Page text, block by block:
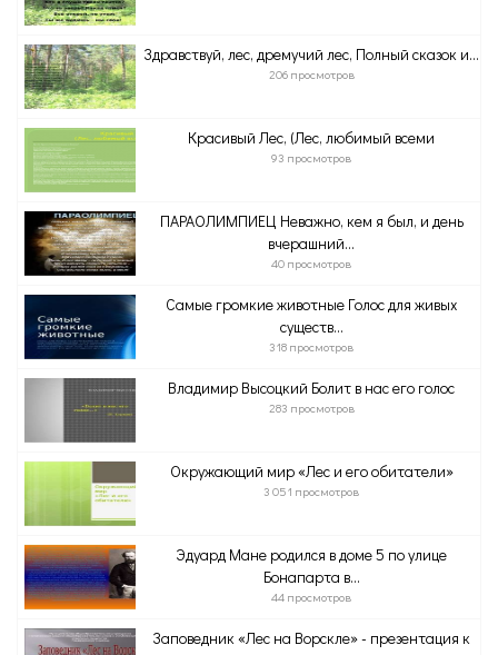
Здравствуй, лес, дремучий лес, Полный сказок и...
206 просмотров
Красивый Лес, (Лес, любимый всеми
93 просмотров
ПАРАОЛИМПИЕЦ Неважно, кем я был, и день
вчерашний...
40 просмотров
Самые громкие животные Голос для живых
существ...
318 просмотров
Владимир Высоцкий Болит в нас его голос
283 просмотров
Окружающий мир «Лес и его обитатели»
3 051 просмотров
Эдуард Мане родился в доме 5 по улице
Бонапарта в...
44 просмотров
Заповедник «Лес на Ворскле» - презентация к